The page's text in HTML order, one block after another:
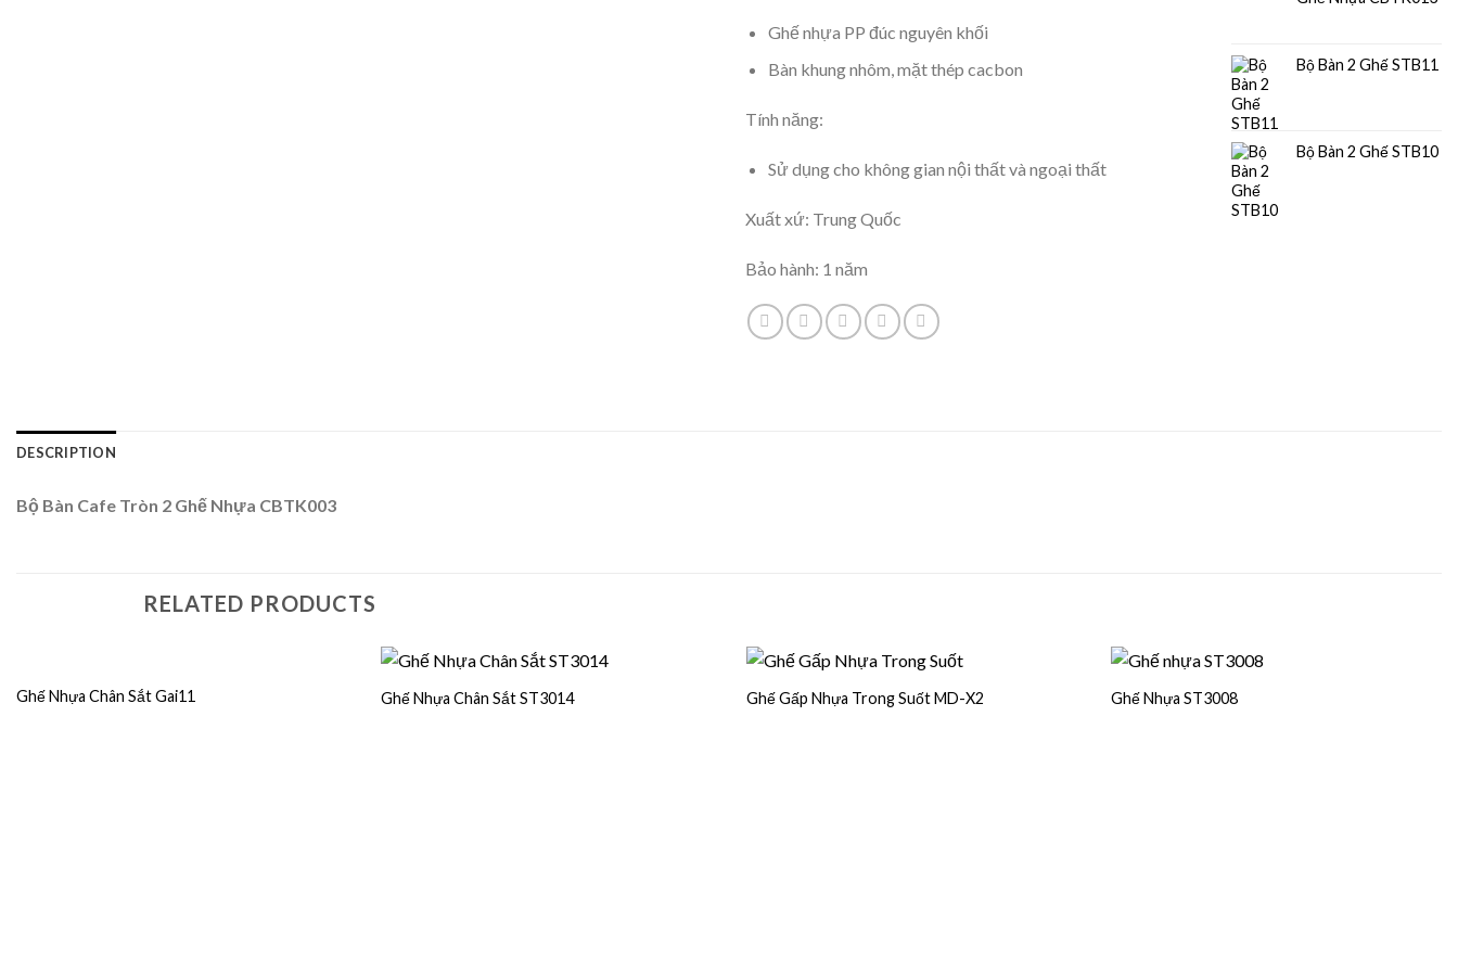
Ghế nhựa PP đúc nguyên khối
Bàn khung nhôm, mặt thép cacbon
Tính năng:
Sử dụng cho không gian nội thất và ngoại thất
Xuất xứ: Trung Quốc
Bảo hành: 1 năm
Bộ Bàn 2 Ghế STB11
Bộ Bàn 2 Ghế STB10
DESCRIPTION
Bộ Bàn Cafe Tròn 2 Ghế Nhựa CBTK003
RELATED PRODUCTS
Ghế Nhựa Chân Sắt Gai11 Ghế Nhựa Chân Sắt ST3014 Ghế Gấp Nhựa Trong Suốt MD-X2 Ghế Nhựa ST3008